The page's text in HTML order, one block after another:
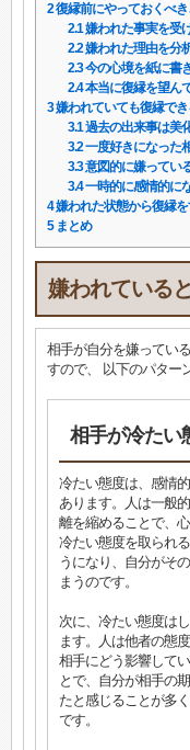
2復縁前にやっておくべき
2.1嫌われた事実を受
2.2嫌われた理由を分
2.3今の心境を紙に書
2.4本当に復縁を望ん
3嫌われていても復縁で
3.1過去の出来事は美
3.2一度好きになった
3.3意図的に嫌ってい
3.4一時的に感情的に
4嫌われた状態から復縁
5まとめ
嫌われている
相手が自分を嫌っている
すので、 以下のパター
相手が冷たい
冷たい態度は、感情
あります。人は一般
離を縮めることで、
冷たい態度を取られ
うになり、自分がそ
まうのです。
次に、冷たい態度は
ます。人は他者の態
相手にどう影響して
とで、自分が相手の
たと感じることが多
です。